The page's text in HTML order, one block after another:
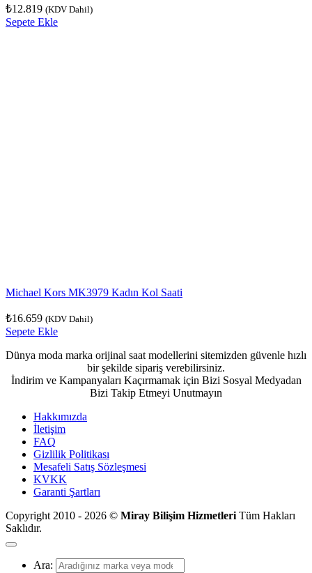
₺12.819 (KDV Dahil)
Sepete Ekle
Michael Kors MK3979 Kadın Kol Saati
₺16.659 (KDV Dahil)
Sepete Ekle
Dünya moda marka orijinal saat modellerini sitemizden güvenle hızlı
bir şekilde sipariş verebilirsiniz.
İndirim ve Kampanyaları Kaçırmamak için Bizi Sosyal Medyadan
Bizi Takip Etmeyi Unutmayın
Hakkımızda
İletişim
FAQ
Gizlilik Politikası
Mesafeli Satış Sözleşmesi
KVKK
Garanti Şartları
Copyright 2010 - 2026 © Miray Bilişim Hizmetleri Tüm Hakları
Saklıdır.
Ara: